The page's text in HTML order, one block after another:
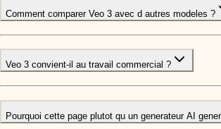
Comment comparer Veo 3 avec d autres modeles ?
Veo 3 convient-il au travail commercial ?
Pourquoi cette page plutot qu un generateur AI